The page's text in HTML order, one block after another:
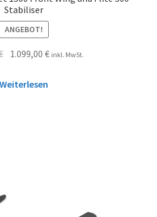
Stabiliser
ANGEBOT!
1.099,00€ inkl. MwSt.
Weiterlesen